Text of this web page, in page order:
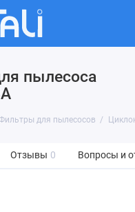
пылесоса
для пылесосов
Отзывы 0 Вопросы и